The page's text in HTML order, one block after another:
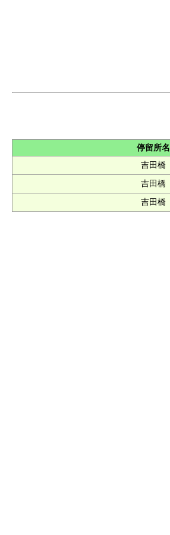
停留所名
吉田橋
吉田橋
吉田橋